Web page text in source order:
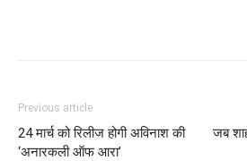
Previous article
24 मार्च को रिलीज होगी अविनाश की
‘अनारकली ऑफ आरा’
जब